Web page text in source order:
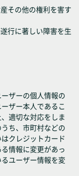
その他の権利を害す
行に著しい障害を生
ザーの個人情報の
ザー本人であるこ
適切な対応をしま
ち、市町村などの
クレジットカード
情報に変更があっ
ユーザー情報を変